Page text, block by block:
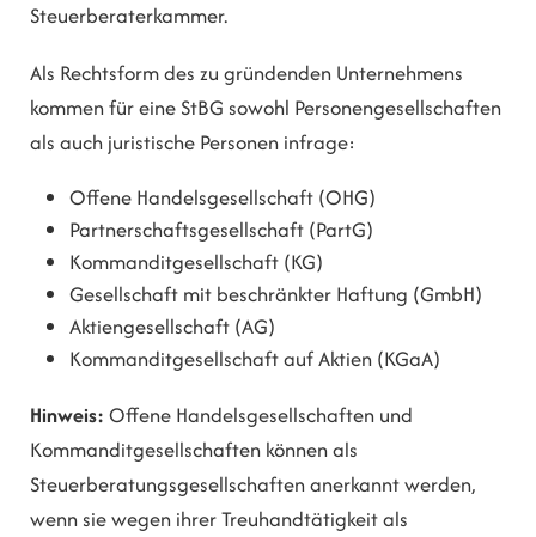
Steuerberaterkammer.
Als Rechtsform des zu gründenden Unternehmens
kommen für eine StBG sowohl Personengesellschaften
als auch juristische Personen infrage:
Offene Handelsgesellschaft (OHG)
Partnerschaftsgesellschaft (PartG)
Kommanditgesellschaft (KG)
Gesellschaft mit beschränkter Haftung (GmbH)
Aktiengesellschaft (AG)
Kommanditgesellschaft auf Aktien (KGaA)
Hinweis: Offene Handelsgesellschaften und
Kommanditgesellschaften können als
Steuerberatungsgesellschaften anerkannt werden,
wenn sie wegen ihrer Treuhandtätigkeit als